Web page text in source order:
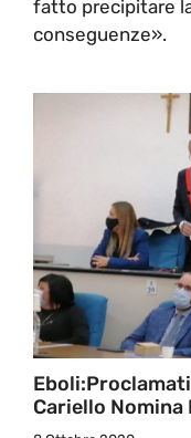
fatto precipitare
conseguenze».
Cariello Nomina